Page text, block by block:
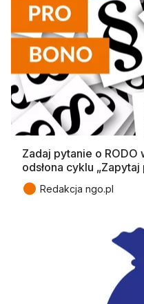
Zadaj pytanie o RODO
odsłona cyklu
● Redakcja ngo.pl